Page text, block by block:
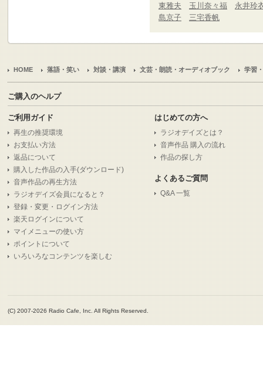
東雅夫
玉川奈々福
永井玲
島京子
三宅香帆
HOME 落語・笑い 対談・講演 文芸・朗読・オーディオブック 学習
ご購入のヘルプ
ご利用ガイド
再生の推奨環境
お支払い方法
返品について
購入した作品の入手(ダウンロード)
音声作品の再生方法
ラジオデイズ会員になると？
登録・変更・ログイン方法
楽天ログインについて
マイメニューの使い方
ポイントについて
いろいろなコンテンツを楽しむ
はじめての方へ
ラジオデイズとは？
音声作品 購入の流れ
作品の探し方
よくあるご質問
Q&A 一覧
(C) 2007-2026 Radio Cafe, Inc. All Rights Reserved.